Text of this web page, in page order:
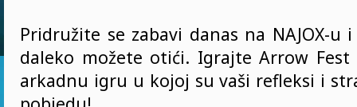
Pridružite se zabavi danas na NAJOX-
daleko možete otići. Igrajte Arrow Fest
arkadnu igru u kojoj su vaši refleksi i